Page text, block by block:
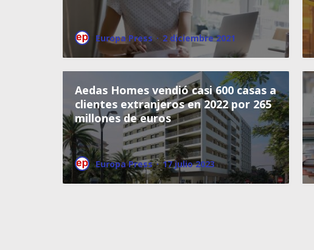
Europa Press · 2 diciembre 2021
Aedas Homes vendió casi 600 casas a
clientes extranjeros en 2022 por 265
millones de euros
Europa Press · 17 julio 2023